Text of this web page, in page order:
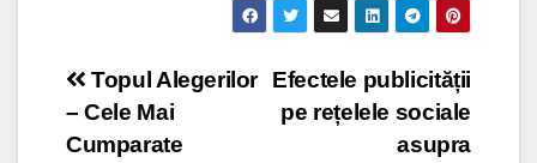
Post
navigation
Efectele publicității
pe rețelele sociale
asupra
Topul Alegerilor
– Cele Mai
Cumparate